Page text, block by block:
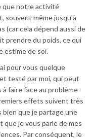
que notre activité
souvent même jusqu'à
(car cela dépend aussi de
prendre du poids, ce qui
estime de soi.
pour vous quelque
testé par moi, qui peut
faire face au problème
effets suivent très
bien que je partage une
que je vous parle de mes
Par conséquent, le